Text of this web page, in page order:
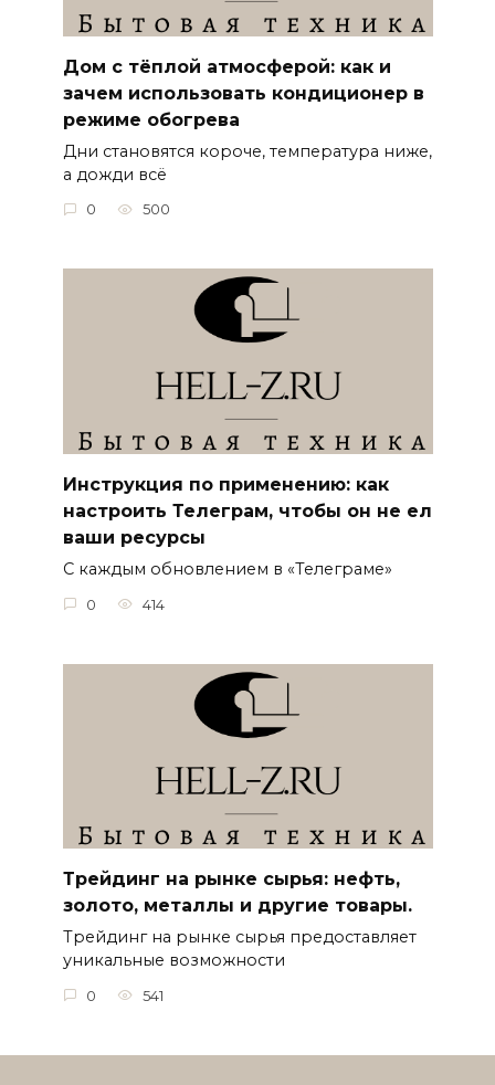
Дом с тёплой атмосферой: как и
зачем использовать кондиционер в
режиме обогрева
Дни становятся короче, температура ниже,
а дожди всё
0 500
Инструкция по применению: как
настроить Телеграм, чтобы он не ел
ваши ресурсы
С каждым обновлением в «Телеграме»
0 414
Трейдинг на рынке сырья: нефть,
золото, металлы и другие товары.
Трейдинг на рынке сырья предоставляет
уникальные возможности
0 541